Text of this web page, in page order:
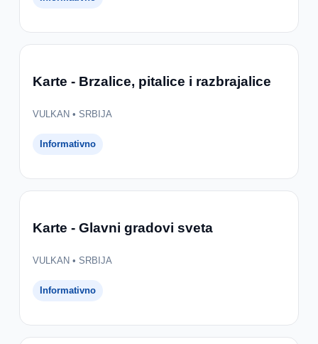
Karte - Brzalice, pitalice i razbrajalice
VULKAN • SRBIJA
Informativno
Karte - Glavni gradovi sveta
VULKAN • SRBIJA
Informativno